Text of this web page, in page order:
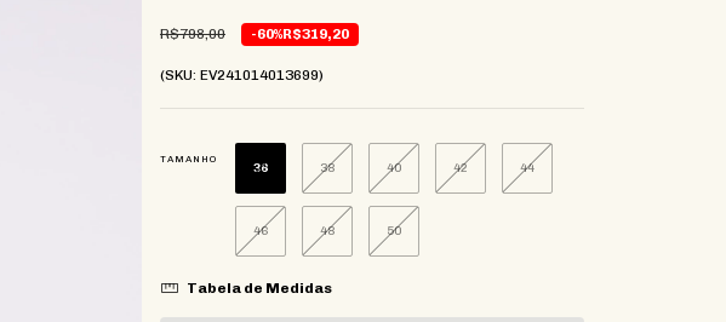
R$798,00 -60%R$319,20
(SKU: EV241014013699)
TAMANHO
36 38 40 42 44
46 48 50
Tabela de Medidas